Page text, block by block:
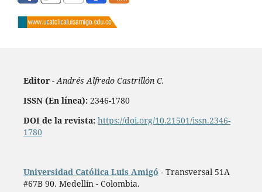
Editor - Andrés Alfredo Castrillón C.
ISSN (En línea): 2346-1780
DOI de la revista: https://doi.org/10.21501/issn.2346-
1780
Universidad Católica Luis Amigó - Transversal 51A
#67B 90. Medellín - Colombia.